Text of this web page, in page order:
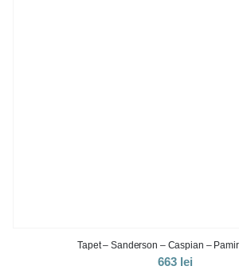
Sanderson – Caspian – Pamir Garden